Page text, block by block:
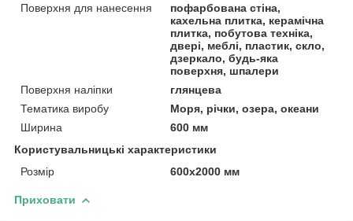
Поверхня для нанесення
пофарбована стіна,
кахельна плитка, керамічна
плитка, побутова техніка,
двері, меблі, пластик, скло,
дзеркало, будь-яка
поверхня, шпалери
Поверхня наліпки
глянцева
Тематика виробу
Моря, річки, озера, океани
Ширина
600 мм
Користувальницькі характеристики
Розмір
600х2000 мм
Приховати